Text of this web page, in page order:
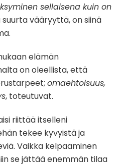
sellaisena kuin on
vääryyttä, on siinä
elämän
on oleellista, että
omaehtoisuus,
, toteutuvat.
riittää itselleni
tekee kyvyistä ja
Vaikka kelpaaminen
se jättää enemmän tilaa